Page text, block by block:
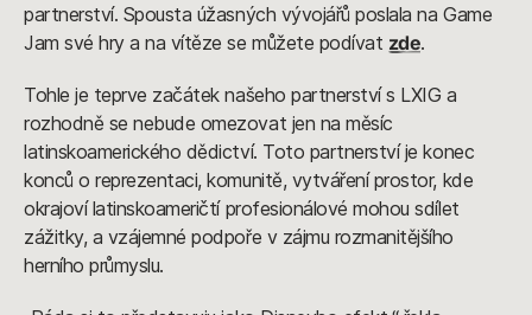
partnerství. Spousta úžasných vývojářů poslala na Game
Jam své hry a na vítěze se můžete podívat zde.
Tohle je teprve začátek našeho partnerství s LXIG a
rozhodně se nebude omezovat jen na měsíc
latinskoamerického dědictví. Toto partnerství je konec
konců o reprezentaci, komunitě, vytváření prostor, kde
okrajoví latinskoameričtí profesionálové mohou sdílet
zážitky, a vzájemné podpoře v zájmu rozmanitějšího
herního průmyslu.